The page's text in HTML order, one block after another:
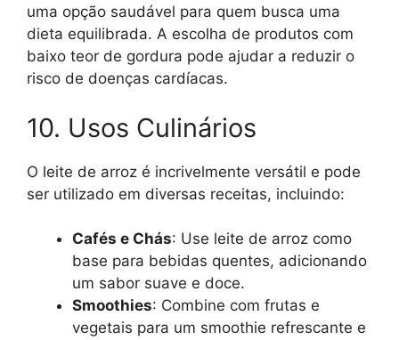
uma opção saudável para quem busca uma
dieta equilibrada. A escolha de produtos com
baixo teor de gordura pode ajudar a reduzir o
risco de doenças cardíacas.
10. Usos Culinários
O leite de arroz é incrivelmente versátil e pode
ser utilizado em diversas receitas, incluindo:
Cafés e Chás: Use leite de arroz como
base para bebidas quentes, adicionando
um sabor suave e doce.
Smoothies: Combine com frutas e
vegetais para um smoothie refrescante e